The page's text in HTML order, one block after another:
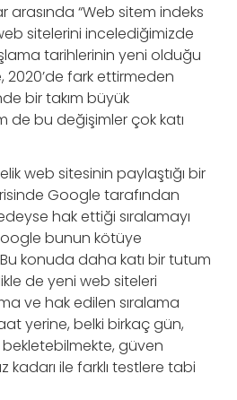
arasında “Web sitem indeks
sitelerini incelediğimizde
tarihlerinin yeni olduğu
2020’de fark ettirmeden
bir takım büyük
de bu değişimler çok katı
web sitesinin paylaştığı bir
Google tarafından
hak ettiği sıralamayı
bunun kötüye
Bu konuda daha katı bir tutum
de yeni web siteleri
ve hak edilen sıralama
yerine, belki birkaç gün,
güven
kadarı ile farklı testlere tabi